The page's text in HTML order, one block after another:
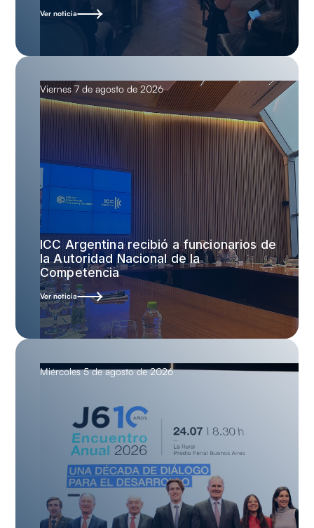
Ver noticia
Viernes 7 de agosto de 2026
ICC Argentina recibió a funcionarios de
la Autoridad Nacional de la
Competencia
Ver noticia
Miércoles 5 de agosto de 2026